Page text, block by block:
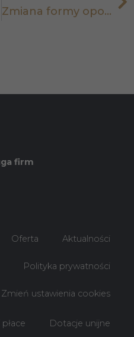
Zmiana formy opodatkowania na rok 2022 – ostatni moment, żeby powiadomić o tym biuro rachunkowe
firm
Oferta Aktualności
Polityka prywatności
Zmień ustawienia cookies
Dotacje unijne
strony, zwiększasz